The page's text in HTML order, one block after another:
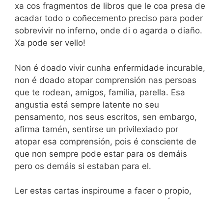
xa cos fragmentos de libros que le coa presa de
acadar todo o coñecemento preciso para poder
sobrevivir no inferno, onde di o agarda o diaño.
Xa pode ser vello!
Non é doado vivir cunha enfermidade incurable,
non é doado atopar comprensión nas persoas
que te rodean, amigos, familia, parella. Esa
angustia está sempre latente no seu
pensamento, nos seus escritos, sen embargo,
afirma tamén, sentirse un privilexiado por
atopar esa comprensión, pois é consciente de
que non sempre pode estar para os demáis
pero os demáis si estaban para el.
Ler estas cartas inspiroume a facer o propio,